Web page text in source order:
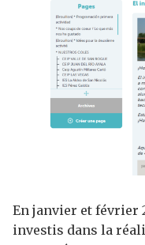
En janvier et février
investis dans la